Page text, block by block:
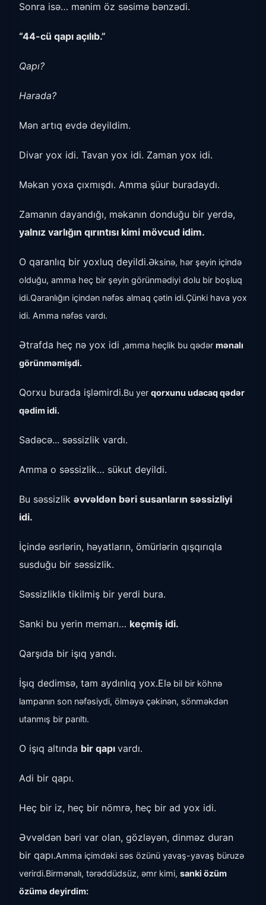
Sonra isə… mənim öz səsimə bənzədi.
“44-cü qapı açılıb.”
Qapı?
Harada?
Mən artıq evdə deyildim.
Divar yox idi. Tavan yox idi. Zaman yox idi.
Məkan yoxa çıxmışdı. Amma şüur buradaydı.
Zamanın dayandığı, məkanın donduğu bir yerdə,
yalnız varlığın qırıntısı kimi mövcud idim.
O qaranlıq bir yoxluq deyildi.Əksinə, hər şeyin içində
olduğu, amma heç bir şeyin görünmədiyi dolu bir boşluq
idi.Qaranlığın içindən nəfəs almaq çətin idi.Çünki hava yox
idi. Amma nəfəs vardı.
Ətrafda heç nə yox idi ,amma heçlik bu qədər mənalı
görünməmişdi.
Qorxu burada işləmirdi.Bu yer qorxunu udacaq qədər
qədim idi.
Sadəcə... səssizlik vardı.
Amma o səssizlik… sükut deyildi.
Bu səssizlik əvvəldən bəri susanların səssizliyi
idi.
İçində əsrlərin, həyatların, ömürlərin qışqırıqla
susduğu bir səssizlik.
Səssizliklə tikilmiş bir yerdi bura.
Sanki bu yerin memarı… keçmiş idi.
Qarşıda bir işıq yandı.
İşıq dedimsə, tam aydınlıq yox.Elə bil bir köhnə
lampanın son nəfəsiydi, ölməyə çəkinən, sönməkdən
utanmış bir parıltı.
O işıq altında bir qapı vardı.
Adi bir qapı.
Heç bir iz, heç bir nömrə, heç bir ad yox idi.
Əvvəldən bəri var olan, gözləyən, dinməz duran
bir qapı.Amma içimdəki səs özünü yavaş-yavaş büruzə
verirdi.Birmənalı, tərəddüdsüz, əmr kimi, sanki özüm
özümə deyirdim: